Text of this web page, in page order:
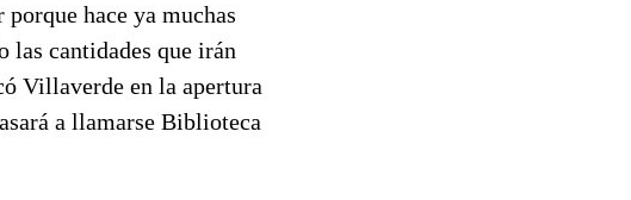
hace ya muchas
las cantidades que irán
Villaverde en la apertura
a llamarse Biblioteca